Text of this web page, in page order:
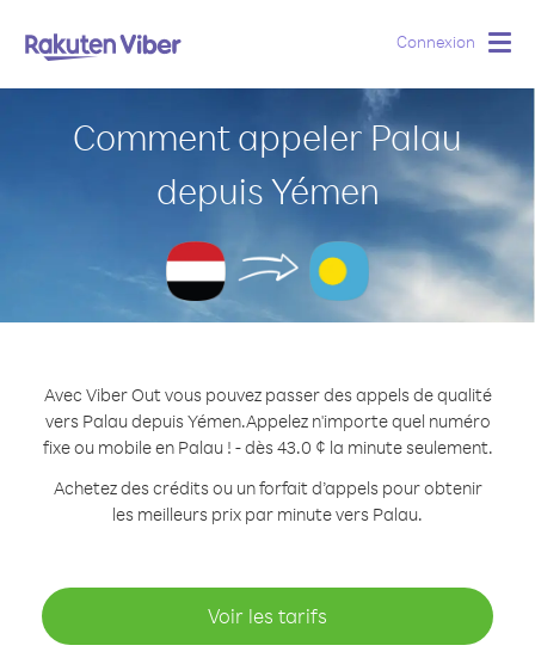
Connexion
Comment appeler Palau
depuis Yémen
Avec Viber Out vous pouvez passer des appels de qualité
vers Palau depuis Yémen.Appelez n'importe quel numéro
fixe ou mobile en Palau ! - dès 43.0 ¢ la minute seulement.
Achetez des crédits ou un forfait d’appels pour obtenir
les meilleurs prix par minute vers Palau.
Voir les tarifs